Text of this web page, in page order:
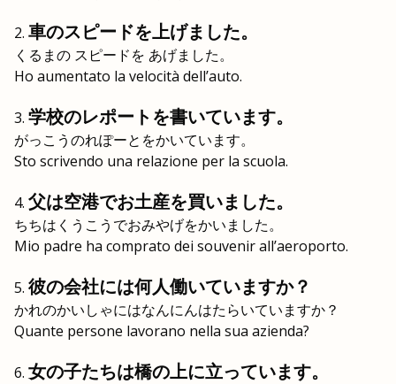
車のスピードを上げました。
くるまの スピードを あげました。
Ho aumentato la velocità dell’auto.
学校のレポートを書いています。
がっこうのれぽーとをかいています。
Sto scrivendo una relazione per la scuola.
父は空港でお土産を買いました。
ちちはくうこうでおみやげをかいました。
Mio padre ha comprato dei souvenir all’aeroporto.
彼の会社には何人働いていますか？
かれのかいしゃにはなんにんはたらいていますか？
Quante persone lavorano nella sua azienda?
女の子たちは橋の上に立っています。